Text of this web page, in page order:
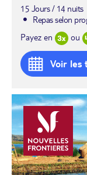
15 Jours / 14 nuits
Repas selon
Payez en
ou
Voir les